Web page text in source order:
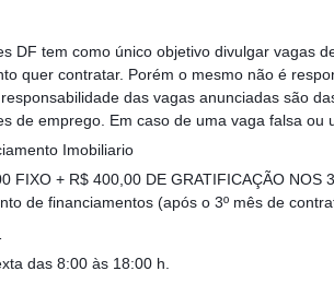
DF tem como único objetivo divulgar vagas
quer contratar. Porém o mesmo não é
das vagas anunciadas são
de emprego. Em caso de uma vaga falsa ou
Imobiliario
FIXO + R$ 400,00 DE GRATIFICAÇÃO NOS
de financiamentos (após o 3º mês de
das 8:00 às 18:00 h.